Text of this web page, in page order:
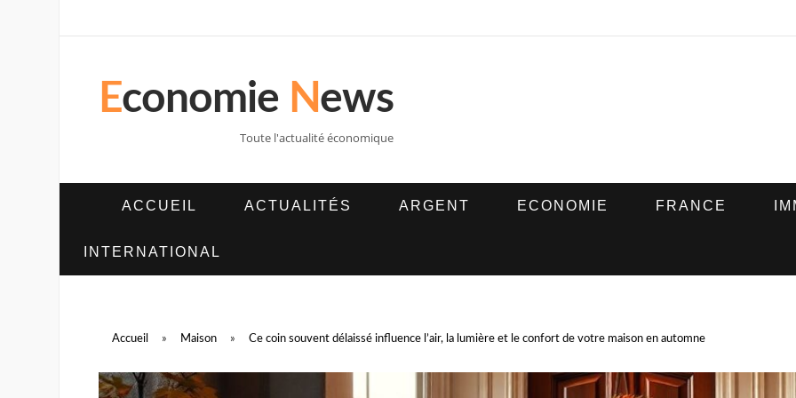
Economie News
Toute l'actualité économique
ACCUEIL ACTUALITÉS ARGENT ECONOMIE FRANCE
INTERNATIONAL
Accueil » Maison » Ce coin souvent délaissé influence l’air, la lumière et le confort de votre maison en automne